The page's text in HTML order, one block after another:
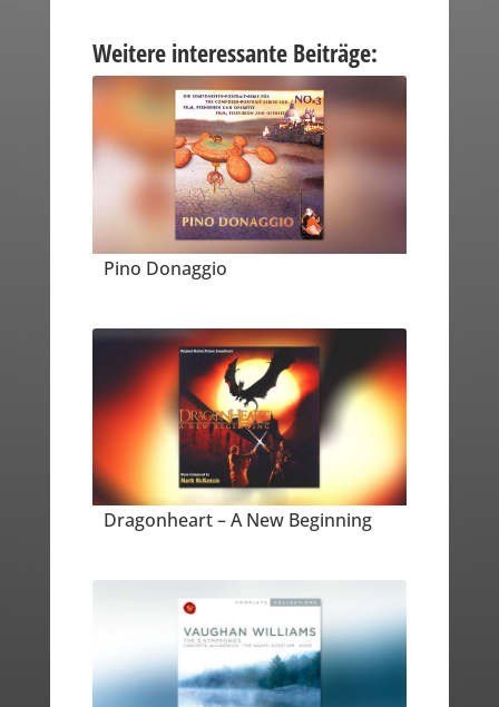
Weitere interessante Beiträge:
Pino Donaggio
Dragonheart – A New Beginning